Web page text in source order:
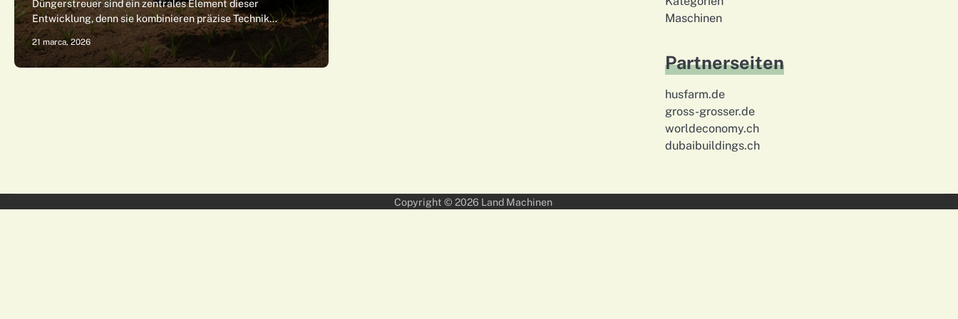
Düngerstreuer sind ein zentrales Element dieser
Entwicklung, denn sie kombinieren präzise Technik…
21 marca, 2026
Maschinen
Partnerseiten
husfarm.de
gross-grosser.de
worldeconomy.ch
dubaibuildings.ch
Copyright © 2026 Land Machinen